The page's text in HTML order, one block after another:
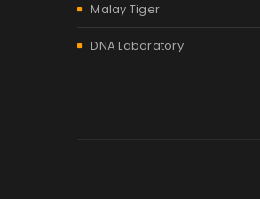
Malay Tiger
DNA Laboratory